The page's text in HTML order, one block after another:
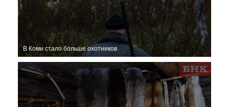
В Коми стало больше охотников